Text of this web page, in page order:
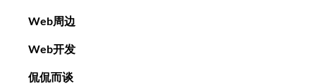
Web周边
Web开发
侃侃而谈